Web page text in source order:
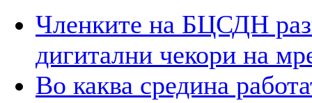
Членките на БЦСДН
дигитални чекори на
Во каква средина